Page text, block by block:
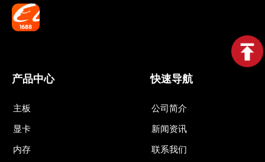
产品中心
主板
显卡
内存
快速导航
公司简介
新闻资讯
联系我们